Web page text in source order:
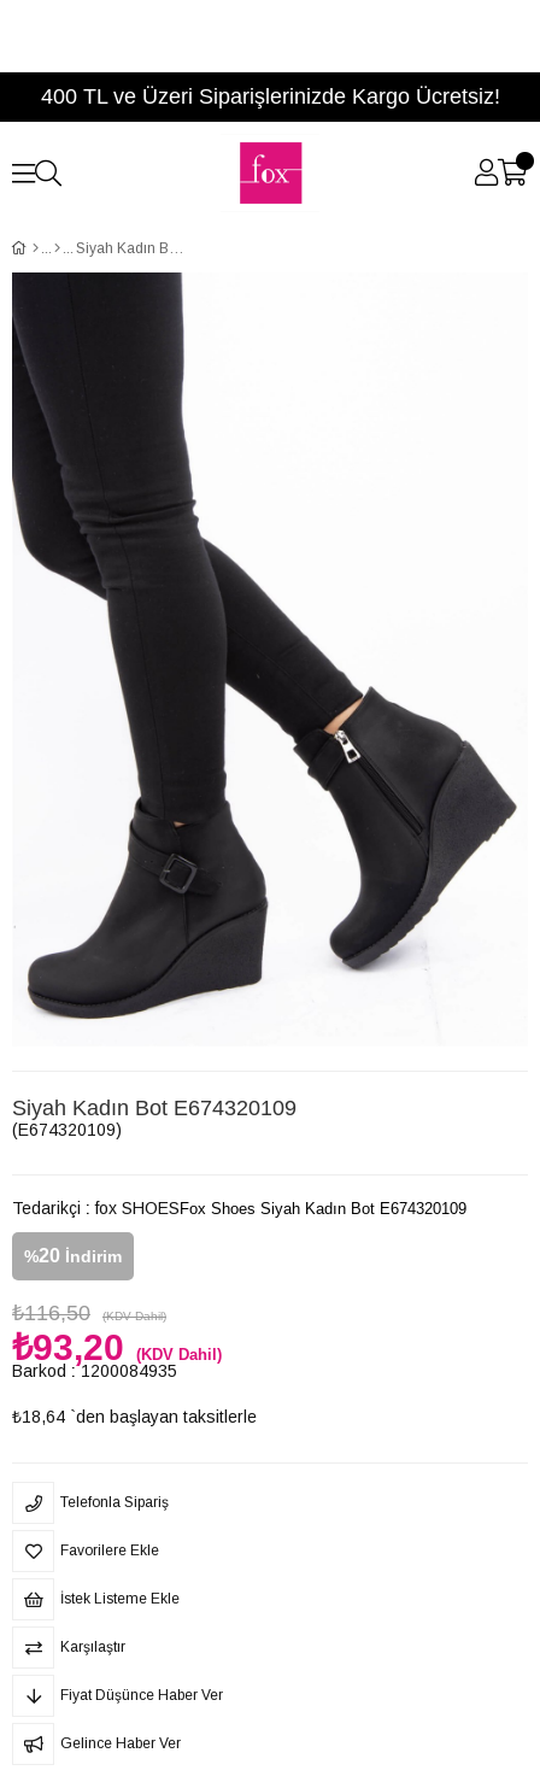
400 TL ve Üzeri Siparişlerinizde Kargo Ücretsiz!
Siyah Kadın Bot E674320109
Siyah Kadın Bot E674320109
(E674320109)
Tedarikçi : fox SHOES
%20 İndirim
₺116,50 (KDV Dahil)
₺93,20 (KDV Dahil)
Barkod : 1200084935
₺18,64 `den başlayan taksitlerle
Fox Shoes Siyah Kadın Bot E674320109
Telefonla Sipariş
Favorilere Ekle
İstek Listeme Ekle
Karşılaştır
Fiyat Düşünce Haber Ver
Gelince Haber Ver